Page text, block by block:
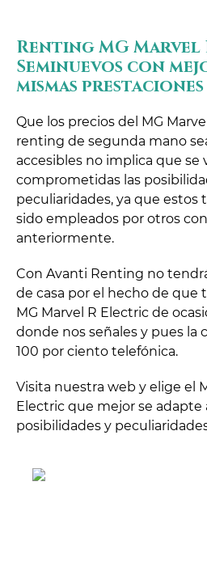
Renting MG
Seminuevos con
mismas prestaciones
Que los precios del MG
renting de segunda mano
accesibles no implica que se
comprometidas las
peculiaridades, ya que estos
sido empleados por otros
anteriormente.
Con Avanti Renting no
de casa por el hecho de que
MG Marvel R Electric de
donde nos señales y pues la
100 por ciento telefónica.
Visita nuestra web y elige el
Electric que mejor se adapte
posibilidades y